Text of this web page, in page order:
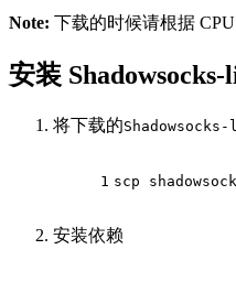
Note: 下载的时候请根据
安装 Shadowsocks-
将下载的
1 scp
安装依赖